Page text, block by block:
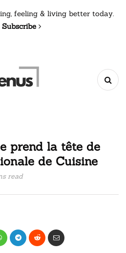
feeling & living better today.
Subscribe
prend la tête de
de Cuisine
read